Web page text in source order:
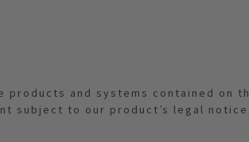
products and systems contained on
subject to our product’s legal